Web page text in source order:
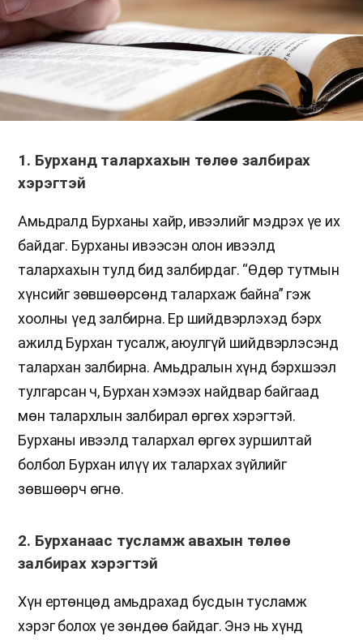
1. Бурханд талархахын төлөө залбирах
хэрэгтэй
Амьдралд Бурханы хайр, ивээлийг мэдрэх үе их
байдаг. Бурханы ивээсэн олон ивээлд
талархахын тулд бид залбирдаг. “Өдөр тутмын
хүнсийг зөвшөөрсөнд талархаж байна” гэж
хоолны үед залбирна. Ер шийдвэрлэхэд бэрх
ажилд Бурхан тусалж, аюулгүй шийдвэрлэсэнд
талархан залбирна. Амьдралын хүнд бэрхшээл
тулгарсан ч, Бурхан хэмээх найдвар байгаад
мөн талархлын залбирал өргөх хэрэгтэй.
Бурханы ивээлд талархал өргөх зуршилтай
болбол Бурхан илүү их талархах зүйлийг
зөвшөөрч өгнө.
2. Бурханаас тусламж авахын төлөө
залбирах хэрэгтэй
Хүн ертөнцөд амьдрахад бусдын тусламж
хэрэг болох үе зөндөө байдаг. Энэ нь хүнд